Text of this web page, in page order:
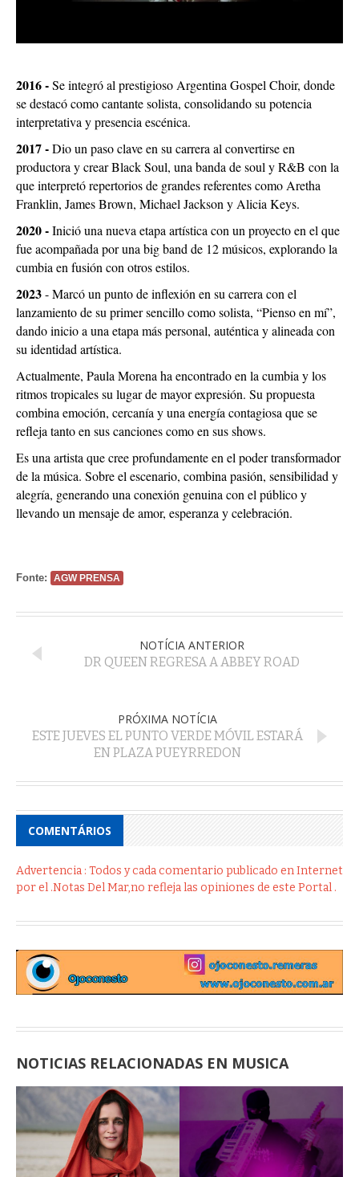
2016 -Se integró al prestigioso Argentina Gospel Choir, donde
se destacó como cantante solista, consolidando su potencia
interpretativa y presencia escénica.
2017 -Dio un paso clave en su carrera al convertirse en
productora y crear Black Soul, una banda de soul y R&B con la
que interpretó repertorios de grandes referentes como Aretha
Franklin, James Brown, Michael Jackson y Alicia Keys.
2020 -Inició una nueva etapa artística con un proyecto en el que
fue acompañada por una big band de 12 músicos, explorando la
cumbia en fusión con otros estilos.
2023- Marcó un punto de inflexión en su carrera con el
lanzamiento de su primer sencillo como solista, “Pienso en mí”,
dando inicio a una etapa más personal, auténtica y alineada con
su identidad artística.
Actualmente, Paula Morena ha encontrado en la cumbia y los
ritmos tropicales su lugar de mayor expresión. Su propuesta
combina emoción, cercanía y una energía contagiosa que se
refleja tanto en sus canciones como en sus shows.
Es una artista que cree profundamente en el poder transformador
de la música. Sobre el escenario, combina pasión, sensibilidad y
alegría, generando una conexión genuina con el público y
llevando un mensaje de amor, esperanza y celebración.
Fonte: AGW PRENSA
NOTÍCIA ANTERIOR
DR QUEEN REGRESA A ABBEY ROAD
PRÓXIMA NOTÍCIA
ESTE JUEVES EL PUNTO VERDE MÓVIL ESTARÁ
EN PLAZA PUEYRREDON
COMENTÁRIOS
Advertencia : Todos y cada comentario publicado en Internet
por el .Notas Del Mar,no refleja las opiniones de este Portal .
NOTICIAS RELACIONADAS EN MUSICA